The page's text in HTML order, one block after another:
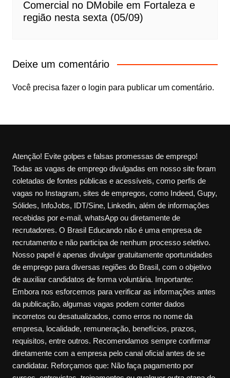
Comercial no DMobile em Fortaleza e
região nesta sexta (05/09)
Deixe um comentário
Você precisa fazer o login para publicar um comentário.
Atenção! Evite golpes e falsas promessas de emprego!
Todas as vagas de emprego divulgadas em nosso site foram
coletadas de fontes públicas e acessíveis, como perfis de
vagas no Instagram, sites de empregos, como Indeed, Gupy,
Sólides, InfoJobs, IDT/Sine, Linkedin, além de informações
recebidas por e-mail, whatsApp ou diretamente de
recrutadores. O Brasil Educando não é uma empresa de
recrutamento e não participa de nenhum processo seletivo.
Nosso papel é apenas divulgar gratuitamente oportunidades
de emprego para diversas regiões do Brasil, com o objetivo
de auxiliar candidatos de forma voluntária. Importante:
Embora nos esforcemos para verificar as informações antes
da publicação, algumas vagas podem conter dados
incorretos ou desatualizados, como erros no nome da
empresa, localidade, remuneração, benefícios, prazos,
requisitos, entre outros. Recomendamos sempre confirmar
diretamente com a empresa pelo canal oficial antes de se
candidatar. Reforçamos que: Não faça pagamento por